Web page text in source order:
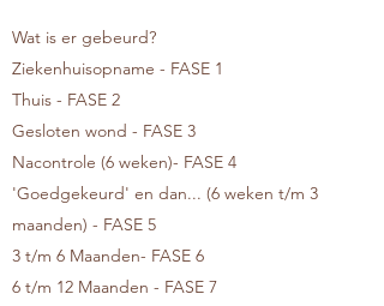
Wat is er gebeurd?
Ziekenhuisopname - FASE 1
Thuis - FASE 2
Gesloten wond - FASE 3
Nacontrole (6 weken)- FASE 4
'Goedgekeurd' en dan... (6 weken t/m 3
maanden) - FASE 5
3 t/m 6 Maanden- FASE 6
6 t/m 12 Maanden - FASE 7